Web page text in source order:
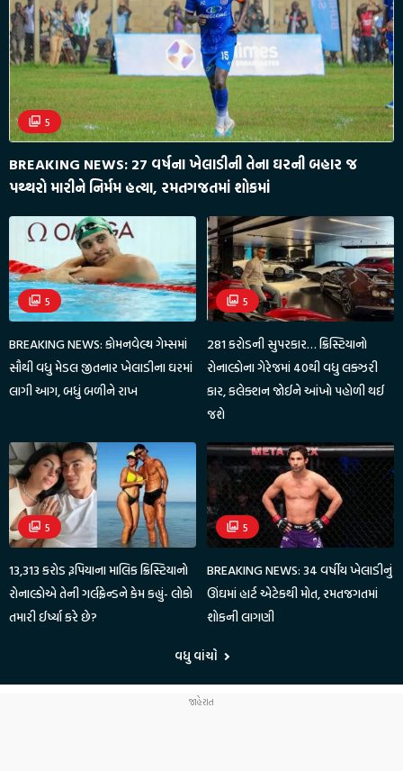
5
BREAKING NEWS: 27 વર્ષના ખેલાડીની તેના ઘરની બહાર જ
પથ્થરો મારીને નિર્મમ હત્યા, રમતગજતમાં શોકમાં
5
BREAKING NEWS: કોમનવેલ્થ ગેમ્સમાં
સૌથી વધુ મેડલ જીતનાર ખેલાડીના ઘરમાં
લાગી આગ, બધું બળીને રાખ
5
281 કરોડની સુપરકાર… ક્રિસ્ટિયાનો
રોનાલ્ડોના ગેરેજમાં 40થી વધુ લક્ઝરી
કાર, કલેક્શન જોઈને આંખો પહોળી થઈ
જશે
5
13,313 કરોડ રૂપિયાના માલિક ક્રિસ્ટિયાનો
રોનાલ્ડોએ તેની ગર્લફ્રેન્ડને કેમ કહ્યું- લોકો
તમારી ઈર્ષ્યા કરે છે?
5
BREAKING NEWS: 34 વર્ષીય ખેલાડીનું
ઊંઘમાં હાર્ટ એટેકથી મોત, રમતજગતમાં
શોકની લાગણી
વધુ વાંચો